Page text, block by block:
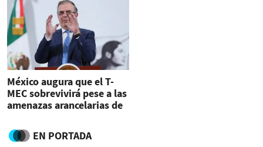
México augura que el T-
MEC sobrevivirá pese a las
amenazas arancelarias de
EN PORTADA